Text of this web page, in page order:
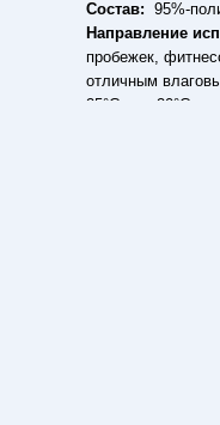
Состав:95%-
Направление
пробежек,
отличным
25°С до - 20°С, в